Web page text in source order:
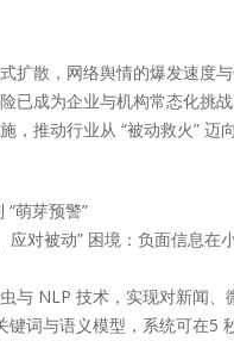
扩散，网络舆情的爆发速度
已成为企业与机构常态化挑
推动行业从 “被动救火” 迈
“萌芽预警”
应对被动” 困境：负面信息
与 NLP 技术，实现对新闻
键词与语义模型，系统可在